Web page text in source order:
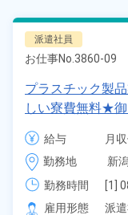
派遣社員
お仕事No. 3860-09
プラスチック製
しい寮費無料★
年齢の男女活躍
ク・自転車通勤
用制度あり！《
給与
月
時
勤務地
新
勤務時間
[1]
[2]
雇用形態
派